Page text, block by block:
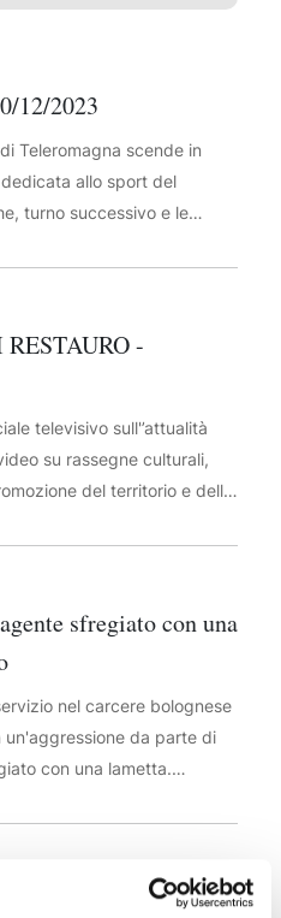
12/2023
Teleromagna scende in
allo sport del
turno successivo e le
-
televisivo sull'’attualità
su rassegne culturali,
del territorio e delle
sfregiato con una
nel carcere bolognese
da parte di
con una lametta.
raccontato dal Sappe,
Secondo quanto
rifiutava il trasferimento in
truffa, associazione a